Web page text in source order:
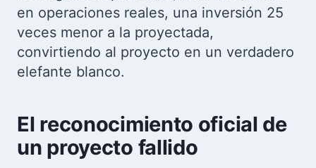
en operaciones reales, una inversión 25
veces menor a la proyectada,
convirtiendo al proyecto en un verdadero
elefante blanco.
El reconocimiento oficial de
un proyecto fallido